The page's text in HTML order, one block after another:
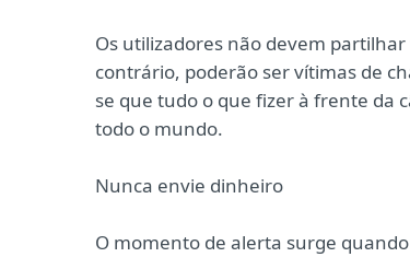
Os utilizadores não devem
contrário, poderão ser vítimas de
se que tudo o que fizer à frente da
todo o mundo.
Nunca envie dinheiro
O momento de alerta surge